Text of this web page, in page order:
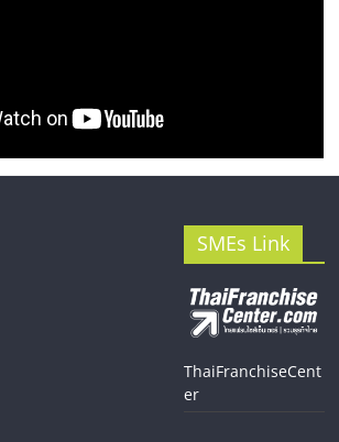
SMEs Link
ThaiFranchiseCent
er